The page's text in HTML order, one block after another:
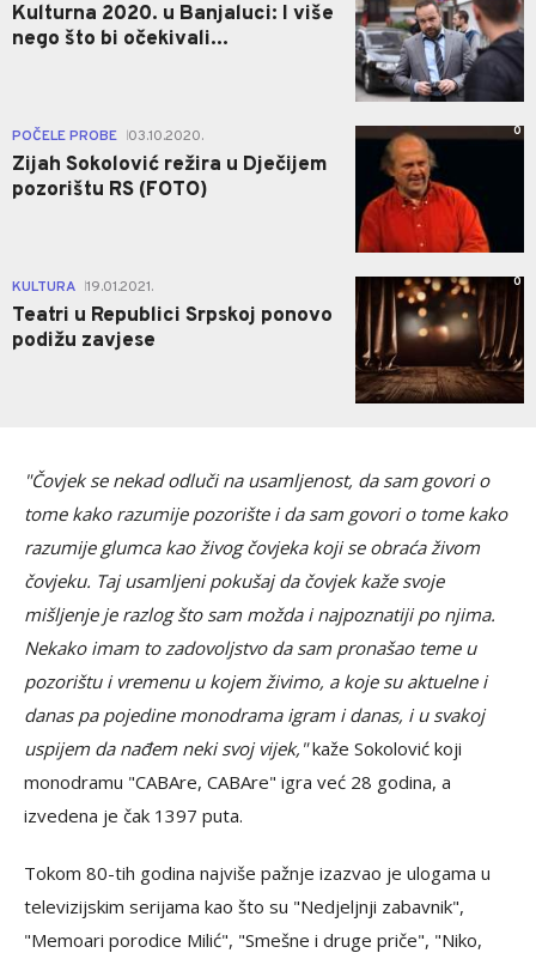
Kulturna 2020. u Banjaluci: I više
nego što bi očekivali...
POČELE PROBE 03.10.2020.
Zijah Sokolović režira u Dječijem
pozorištu RS (FOTO)
0
KULTURA 19.01.2021.
Teatri u Republici Srpskoj ponovo
podižu zavjese
0
"Čovjek se nekad odluči na usamljenost, da sam govori o
tome kako razumije pozorište i da sam govori o tome kako
razumije glumca kao živog čovjeka koji se obraća živom
čovjeku. Taj usamljeni pokušaj da čovjek kaže svoje
mišljenje je razlog što sam možda i najpoznatiji po njima.
Nekako imam to zadovoljstvo da sam pronašao teme u
pozorištu i vremenu u kojem živimo, a koje su aktuelne i
danas pa pojedine monodrama igram i danas, i u svakoj
uspijem da nađem neki svoj vijek,"kaže Sokolović koji
monodramu "CABAre, CABAre" igra već 28 godina, a
izvedena je čak 1397 puta.
Tokom 80-tih godina najviše pažnje izazvao je ulogama u
televizijskim serijama kao što su "Nedjeljnji zabavnik",
"Memoari porodice Milić", "Smešne i druge priče", "Niko,